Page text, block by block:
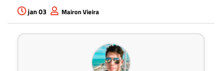
jan 03 Mairon Vieira